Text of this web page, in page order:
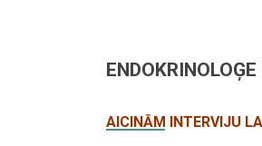
AICINĀM INTERVIJU